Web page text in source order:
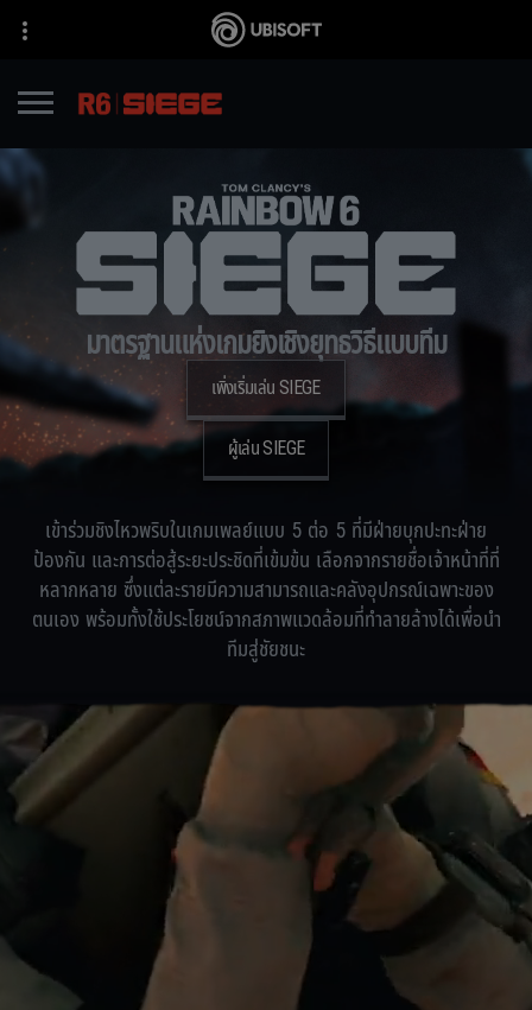
มาตรฐานแห่งเกมยิงเชิงยุทธวิธีแบบทีม
เพิ่งเริ่มเล่น SIEGE
ผู้เล่น SIEGE
เข้าร่วมชิงไหวพริบในเกมเพลย์แบบ 5 ต่อ 5 ที่มีฝ่ายบุกปะทะฝ่าย
ป้องกัน และการต่อสู้ระยะประชิดที่เข้มข้น เลือกจากรายชื่อเจ้าหน้าที่ที่
หลากหลาย ซึ่งแต่ละรายมีความสามารถและคลังอุปกรณ์เฉพาะของ
ตนเอง พร้อมทั้งใช้ประโยชน์จากสภาพแวดล้อมที่ทำลายล้างได้เพื่อนำ
ทีมสู่ชัยชนะ